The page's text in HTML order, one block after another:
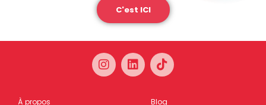
C'est ICI
À propos Blog